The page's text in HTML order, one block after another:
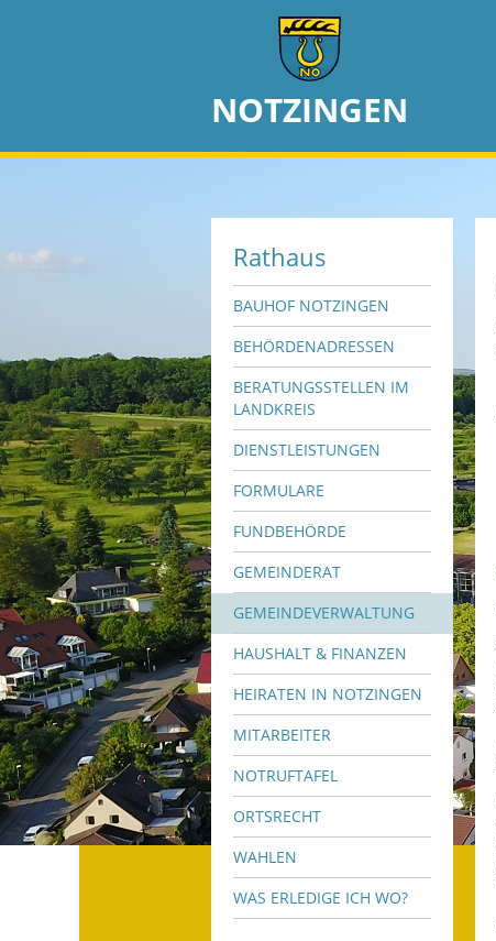
NOTZINGEN
Rathaus
BAUHOF NOTZINGEN
BEHÖRDENADRESSEN
BERATUNGSSTELLEN IM
LANDKREIS
DIENSTLEISTUNGEN
FORMULARE
FUNDBEHÖRDE
GEMEINDERAT
GEMEINDEVERWALTUNG
HAUSHALT & FINANZEN
HEIRATEN IN NOTZINGEN
MITARBEITER
NOTRUFTAFEL
ORTSRECHT
WAHLEN
WAS ERLEDIGE ICH WO?